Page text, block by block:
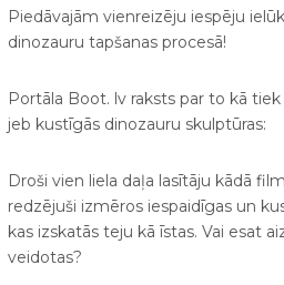
Piedāvajām vienreizēju iespēju
dinozauru tapšanas procesā!
Portāla Boot. lv raksts par to kā
jeb kustīgās dinozauru skulptūras:
Droši vien liela daļa lasītāju kādā
redzējuši izmēros iespaidīgas un
kas izskatās teju kā īstas. Vai esat
veidotas?